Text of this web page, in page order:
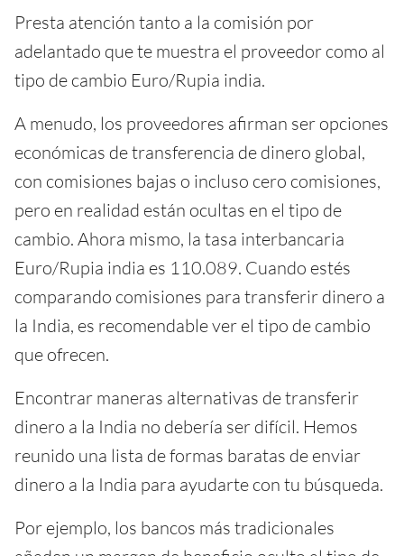
Presta atención tanto a la comisión por
adelantado que te muestra el proveedor como al
tipo de cambio Euro/Rupia india.
A menudo, los proveedores afirman ser opciones
económicas de transferencia de dinero global,
con comisiones bajas o incluso cero comisiones,
pero en realidad están ocultas en el tipo de
cambio. Ahora mismo, la tasa interbancaria
Euro/Rupia india es 110.089. Cuando estés
comparando comisiones para transferir dinero a
la India, es recomendable ver el tipo de cambio
que ofrecen.
Encontrar maneras alternativas de transferir
dinero a la India no debería ser difícil. Hemos
reunido una lista de formas baratas de enviar
dinero a la India para ayudarte con tu búsqueda.
Por ejemplo, los bancos más tradicionales